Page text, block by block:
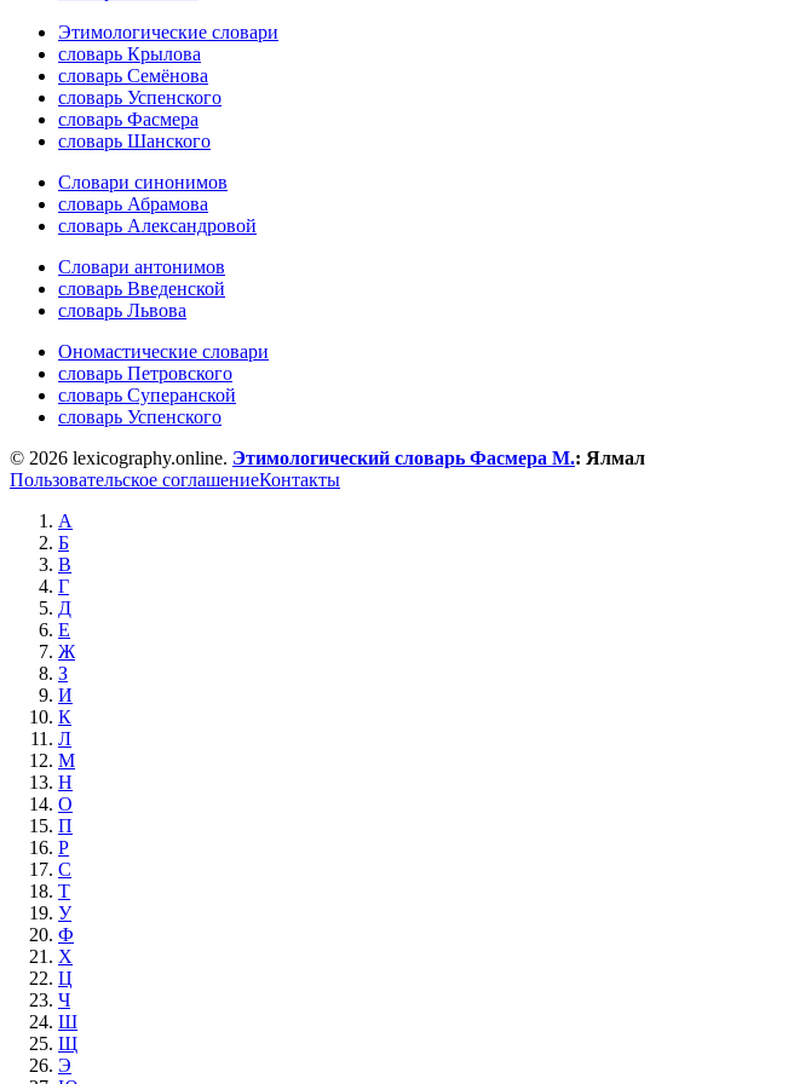
Этимологические словари
словарь Крылова
словарь Семёнова
словарь Успенского
словарь Фасмера
словарь Шанского
Словари синонимов
словарь Абрамова
словарь Александровой
Словари антонимов
словарь Введенской
словарь Львова
Ономастические словари
словарь Петровского
словарь Суперанской
словарь Успенского
© 2026 lexicography.online. Этимологический словарь Фасмера М.: Ялмал
Пользовательское соглашениеКонтакты
А
Б
В
Г
Д
Е
Ж
З
И
К
Л
М
Н
О
П
Р
С
Т
У
Ф
Х
Ц
Ч
Ш
Щ
Э